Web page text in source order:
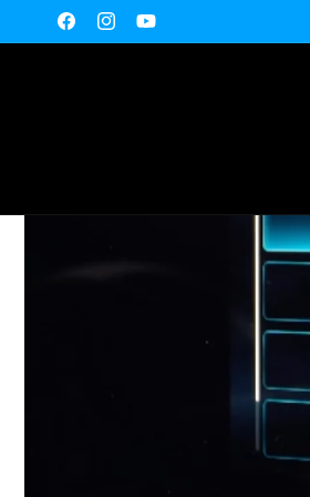
zum
Inhalt
FacebookInstagramYouTube